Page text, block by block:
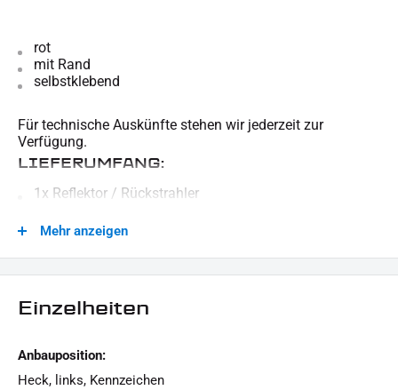
rot
mit Rand
selbstklebend
Für technische Auskünfte stehen wir jederzeit zur
Verfügung.
LIEFERUMFANG:
1x Reflektor / Rückstrahler
geht.
Mehr anzeigen
Einzelheiten
Anbauposition:
Heck, links, Kennzeichen